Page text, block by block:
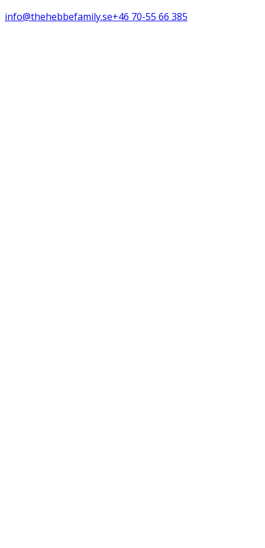
info@thehebbefamily.se+46 70-55 66 385